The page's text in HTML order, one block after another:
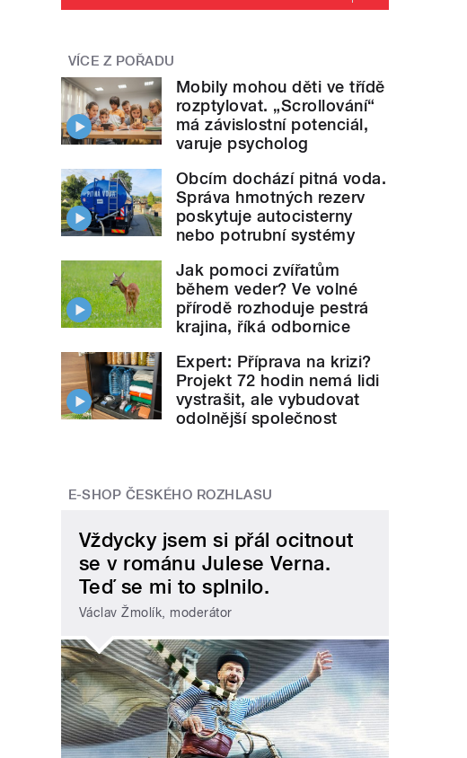
VÍCE Z POŘADU
Mobily mohou děti ve třídě
rozptylovat. „Scrollování“
má závislostní potenciál,
varuje psycholog
Obcím dochází pitná voda.
Správa hmotných rezerv
poskytuje autocisterny
nebo potrubní systémy
Jak pomoci zvířatům
během veder? Ve volné
přírodě rozhoduje pestrá
krajina, říká odbornice
Expert: Příprava na krizi?
Projekt 72 hodin nemá lidi
vystrašit, ale vybudovat
odolnější společnost
E-SHOP ČESKÉHO ROZHLASU
Vždycky jsem si přál ocitnout
se v románu Julese Verna.
Teď se mi to splnilo.
Václav Žmolík, moderátor